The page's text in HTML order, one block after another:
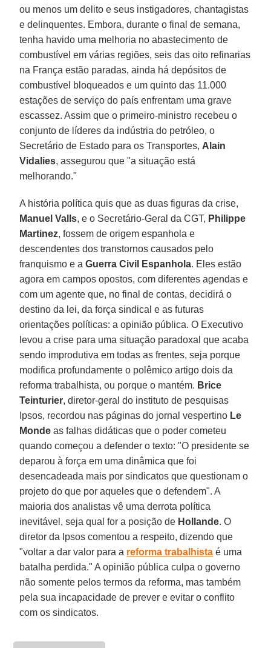
ou menos um delito e seus instigadores, chantagistas
e delinquentes. Embora, durante o final de semana,
tenha havido uma melhoria no abastecimento de
combustível em várias regiões, seis das oito refinarias
na França estão paradas, ainda há depósitos de
combustível bloqueados e um quinto das 11.000
estações de serviço do país enfrentam uma grave
escassez. Assim que o primeiro-ministro recebeu o
conjunto de líderes da indústria do petróleo, o
Secretário de Estado para os Transportes, Alain
Vidalies, assegurou que "a situação está
melhorando."
A história política quis que as duas figuras da crise,
Manuel Valls, e o Secretário-Geral da CGT, Philippe
Martinez, fossem de origem espanhola e
descendentes dos transtornos causados pelo
franquismo e a Guerra Civil Espanhola. Eles estão
agora em campos opostos, com diferentes agendas e
com um agente que, no final de contas, decidirá o
destino da lei, da força sindical e as futuras
orientações políticas: a opinião pública. O Executivo
levou a crise para uma situação paradoxal que acaba
sendo improdutiva em todas as frentes, seja porque
modifica profundamente o polêmico artigo dois da
reforma trabalhista, ou porque o mantém. Brice
Teinturier, diretor-geral do instituto de pesquisas
Ipsos, recordou nas páginas do jornal vespertino Le
Monde as falhas didáticas que o poder cometeu
quando começou a defender o texto: "O presidente se
deparou à força em uma dinâmica que foi
desencadeada mais por sindicatos que questionam o
projeto do que por aqueles que o defendem". A
maioria dos analistas vê uma derrota política
inevitável, seja qual for a posição de Hollande. O
diretor da Ipsos comentou a respeito, dizendo que
"voltar a dar valor para a reforma trabalhista é uma
batalha perdida." A opinião pública culpa o governo
não somente pelos termos da reforma, mas também
pela sua incapacidade de prever e evitar o conflito
com os sindicatos.